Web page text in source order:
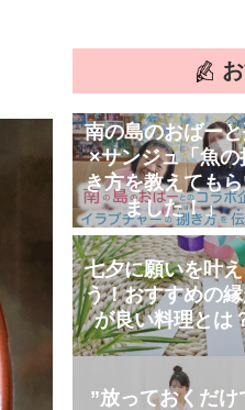
南の島のおばー
×サンジュ「魚の
き方を教えても
ました！」
七夕に願いを叶
う！おすすめの
が良い料理とは
”放っておくだけ